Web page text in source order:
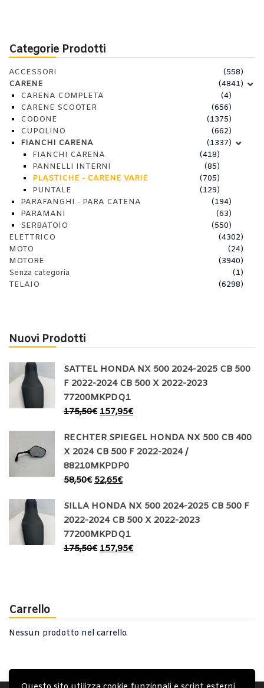
Categorie Prodotti
ACCESSORI
(558)
CARENE
(4841)
CARENA COMPLETA
(4)
CARENE SCOOTER
(656)
CODONE
(1375)
CUPOLINO
(662)
FIANCHI CARENA
(1337)
FIANCHI CARENA
(418)
PANNELLI INTERNI
(85)
PLASTICHE - CARENE VARIE
(705)
PUNTALE
(129)
PARAFANGHI - PARA CATENA
(194)
PARAMANI
(63)
SERBATOIO
(550)
ELETTRICO
(4302)
MOTO
(24)
MOTORE
(3940)
Senza categoria
(1)
TELAIO
(6298)
Nuovi Prodotti
SATTEL HONDA NX 500 2024-2025 CB 500
F 2022-2024 CB 500 X 2022-2023
77200MKPDQ1
175,50€ 157,95€
RECHTER SPIEGEL HONDA NX 500 CB 400
X 2024 CB 500 F 2022-2024 /
88210MKPDP0
58,50€ 52,65€
SILLA HONDA NX 500 2024-2025 CB 500 F
2022-2024 CB 500 X 2022-2023
77200MKPDQ1
175,50€ 157,95€
Carrello
Nessun prodotto nel carrello.